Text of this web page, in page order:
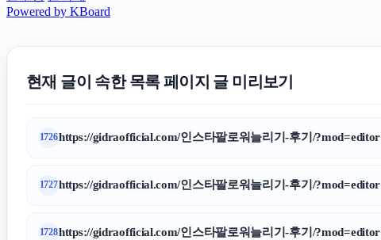
Powered by KBoard
현재 글이 속한 목록 페이지 글 미리보기
1726https://gidraofficial.com/인스타팔로워늘리기-후기/?mod=editor
1727https://gidraofficial.com/인스타팔로워늘리기-후기/?mod=editor
1728https://gidraofficial.com/인스타팔로워늘리기-후기/?mod=editor